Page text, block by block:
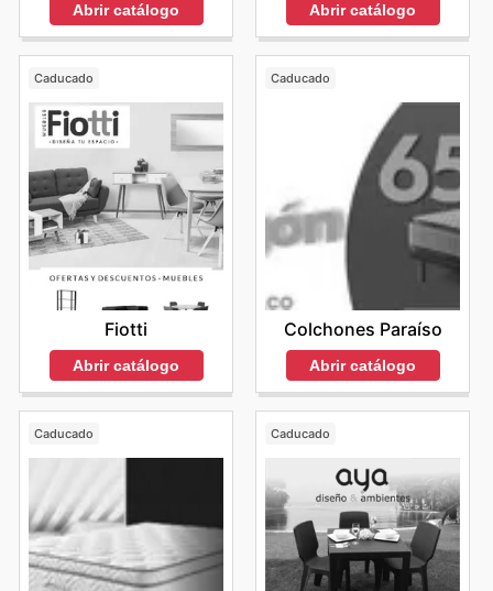
Abrir catálogo Abrir catálogo
Caducado
Fiotti
Abrir catálogo
Caducado
Colchones Paraíso
Abrir catálogo
Caducado Caducado